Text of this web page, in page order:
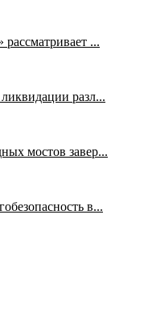
рассматривает ...
разл...
мостов завер...
в...